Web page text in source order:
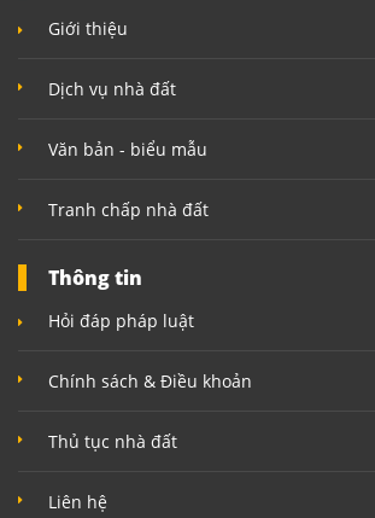
Giới thiệu
Dịch vụ nhà đất
Văn bản - biểu mẫu
Tranh chấp nhà đất
Thông tin
Hỏi đáp pháp luật
Chính sách & Điều khoản
Thủ tục nhà đất
Liên hệ